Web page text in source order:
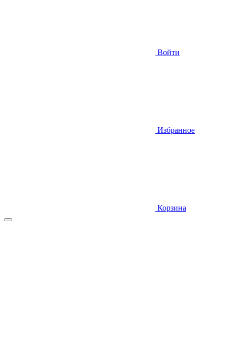
Войти
Избранное
Корзина